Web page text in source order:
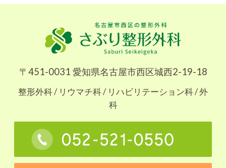
〒451-0031 愛知県名古屋市西区城西2-19-18
整形外科 / リウマチ科 / リハビリテーション科 / 外
科